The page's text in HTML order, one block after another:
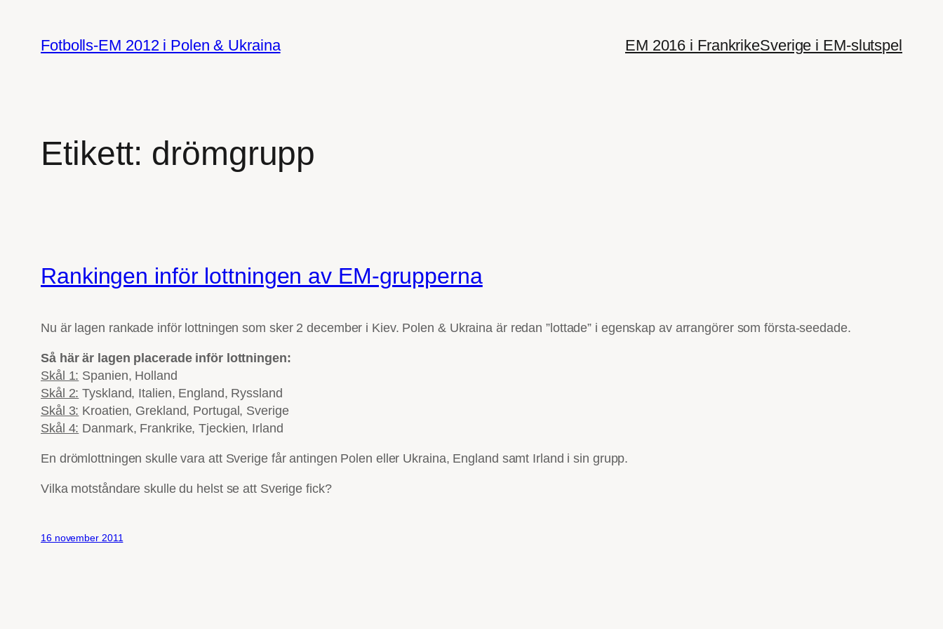
innehåll
Fotbolls-EM 2012 i Polen & Ukraina EM 2016 i FrankrikeSverige i EM-slutspel
Etikett: drömgrupp
Rankingen inför lottningen av EM-grupperna
Nu är lagen rankade inför lottningen som sker 2 december i Kiev. Polen & Ukraina är redan ”lottade” i egenskap av arrangörer som första-seedade.
Så här är lagen placerade inför lottningen:
Skål 1: Spanien, Holland
Skål 2: Tyskland, Italien, England, Ryssland
Skål 3: Kroatien, Grekland, Portugal, Sverige
Skål 4: Danmark, Frankrike, Tjeckien, Irland
En drömlottningen skulle vara att Sverige får antingen Polen eller Ukraina, England samt Irland i sin grupp.
Vilka motståndare skulle du helst se att Sverige fick?
16 november 2011